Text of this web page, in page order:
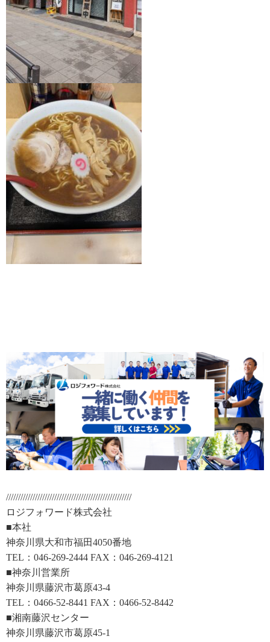
////////////////////////////////////////////////////
ロジフォワード株式会社
■本社
神奈川県大和市福田4050番地
TEL：046-269-2444 FAX：046-269-4121
■神奈川営業所
神奈川県藤沢市葛原43-4
TEL：0466-52-8441 FAX：0466-52-8442
■湘南藤沢センター
神奈川県藤沢市葛原45-1